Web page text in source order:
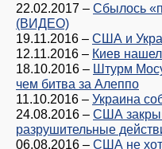
22.02.2017 – Сбылось
(ВИДЕО)
19.11.2016 – США и
12.11.2016 – Киев
18.10.2016 – Штурм
чем битва за Алеппо
11.10.2016 – Украина
24.08.2016 – США
разрушительные
06.08.2016 – США не